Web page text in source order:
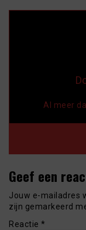
Al meer
Geef een
Jouw e-mailadres
zijn gemarkeerd
Reactie *